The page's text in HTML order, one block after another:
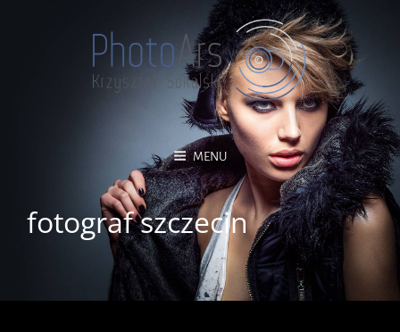
MENU
fotograf szczecin